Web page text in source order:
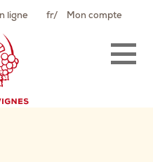
ligne fr Mon compte